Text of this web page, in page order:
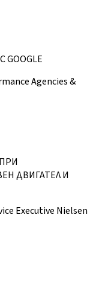
Agencies &
ДВИГАТЕЛ И
Executive Nielsen